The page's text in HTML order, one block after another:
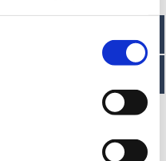
23. 950,00 € +ÁFA